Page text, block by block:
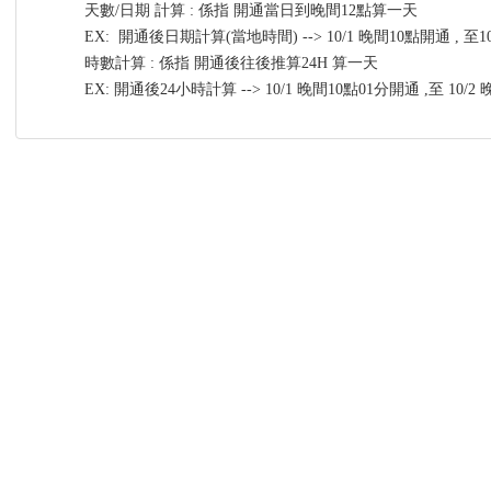
天數/日期 計算 : 係指 開通當日到晚間12點算一天
EX: 開通後日期計算(當地時間) --> 10/1 晚間10點開通 , 至
時數計算 : 係指 開通後往後推算24H 算一天
EX: 開通後24小時計算 --> 10/1 晚間10點01分開通 ,至 10/2